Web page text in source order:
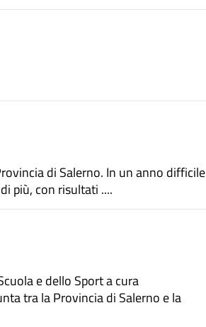
di Salerno. In un anno difficile
più, con risultati ....
e dello Sport a cura
tra la Provincia di Salerno e la